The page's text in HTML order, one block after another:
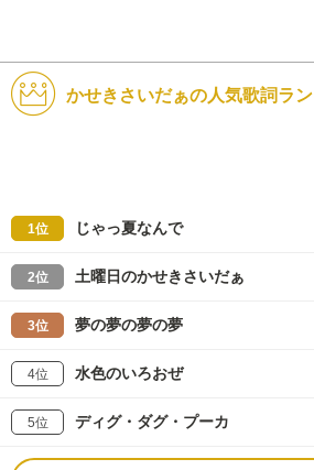
かせきさいだぁの人気歌詞ラ
1位 じゃっ夏なんで
2位 土曜日のかせきさいだぁ
3位 夢の夢の夢の夢
4位 水色のいろおぜ
5位 ディグ・ダグ・プーカ